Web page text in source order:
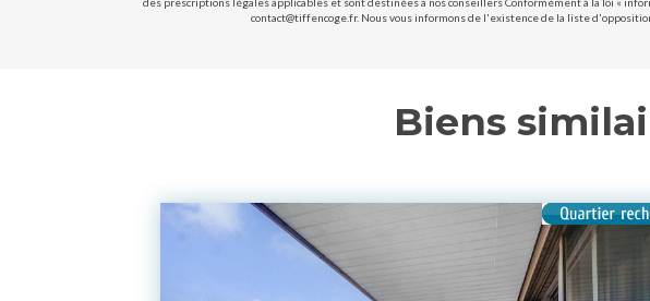
des prescriptions légales applicables et sont destinées à nos conseillers Conformément à la loi «
contact@tiffencoge.fr. Nous vous informons de l'existence de la liste
Biens